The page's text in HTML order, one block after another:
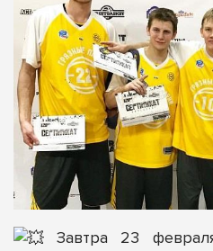
Завтра 23